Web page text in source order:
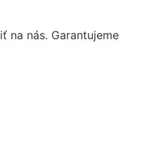
na nás. Garantujeme